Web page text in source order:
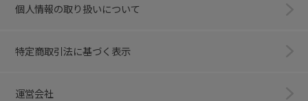
個人情報の取り扱いについて
特定商取引法に基づく表示
運営会社